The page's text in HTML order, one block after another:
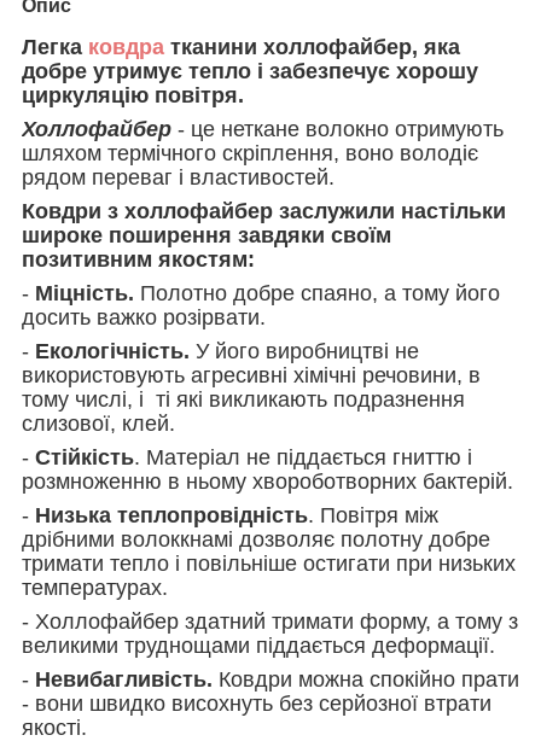
Опис
Легка ковдра тканини холлофайбер, яка
добре утримує тепло і забезпечує хорошу
циркуляцію повітря.
Холлофайбер - це неткане волокно отримують
шляхом термічного скріплення, воно володіє
рядом переваг і властивостей.
Ковдри з холлофайбер заслужили настільки
широке поширення завдяки своїм
позитивним якостям:
- Міцність. Полотно добре спаяно, а тому його
досить важко розірвати.
- Екологічність. У його виробництві не
використовують агресивні хімічні речовини, в
тому числі, і ті які викликають подразнення
слизової, клей.
- Стійкість. Матеріал не піддається гниттю і
розмноженню в ньому хвороботворних бактерій.
- Низька теплопровідність. Повітря між
дрібними волоккнамі дозволяє полотну добре
тримати тепло і повільніше остигати при низьких
температурах.
- Холлофайбер здатний тримати форму, а тому з
великими труднощами піддається деформації.
- Невибагливість. Ковдри можна спокійно прати
- вони швидко висохнуть без серйозної втрати
якості.